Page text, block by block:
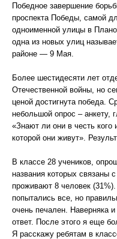
Победное завершение
проспекта Победы, самой
одноименной улицы в
одна из новых улиц
районе — 9 Мая.
Более шестидесяти лет
Отечественной войны, но
ценой достигнута победа.
небольшой опрос – анкету,
«Знают ли они в честь кого
которой они живут».
В классе 28 учеников,
названия которых связаны
проживают 8 человек
попытались все, но
очень печален. Наверняка
ответ. После этого я еще
Я расскажу ребятам в